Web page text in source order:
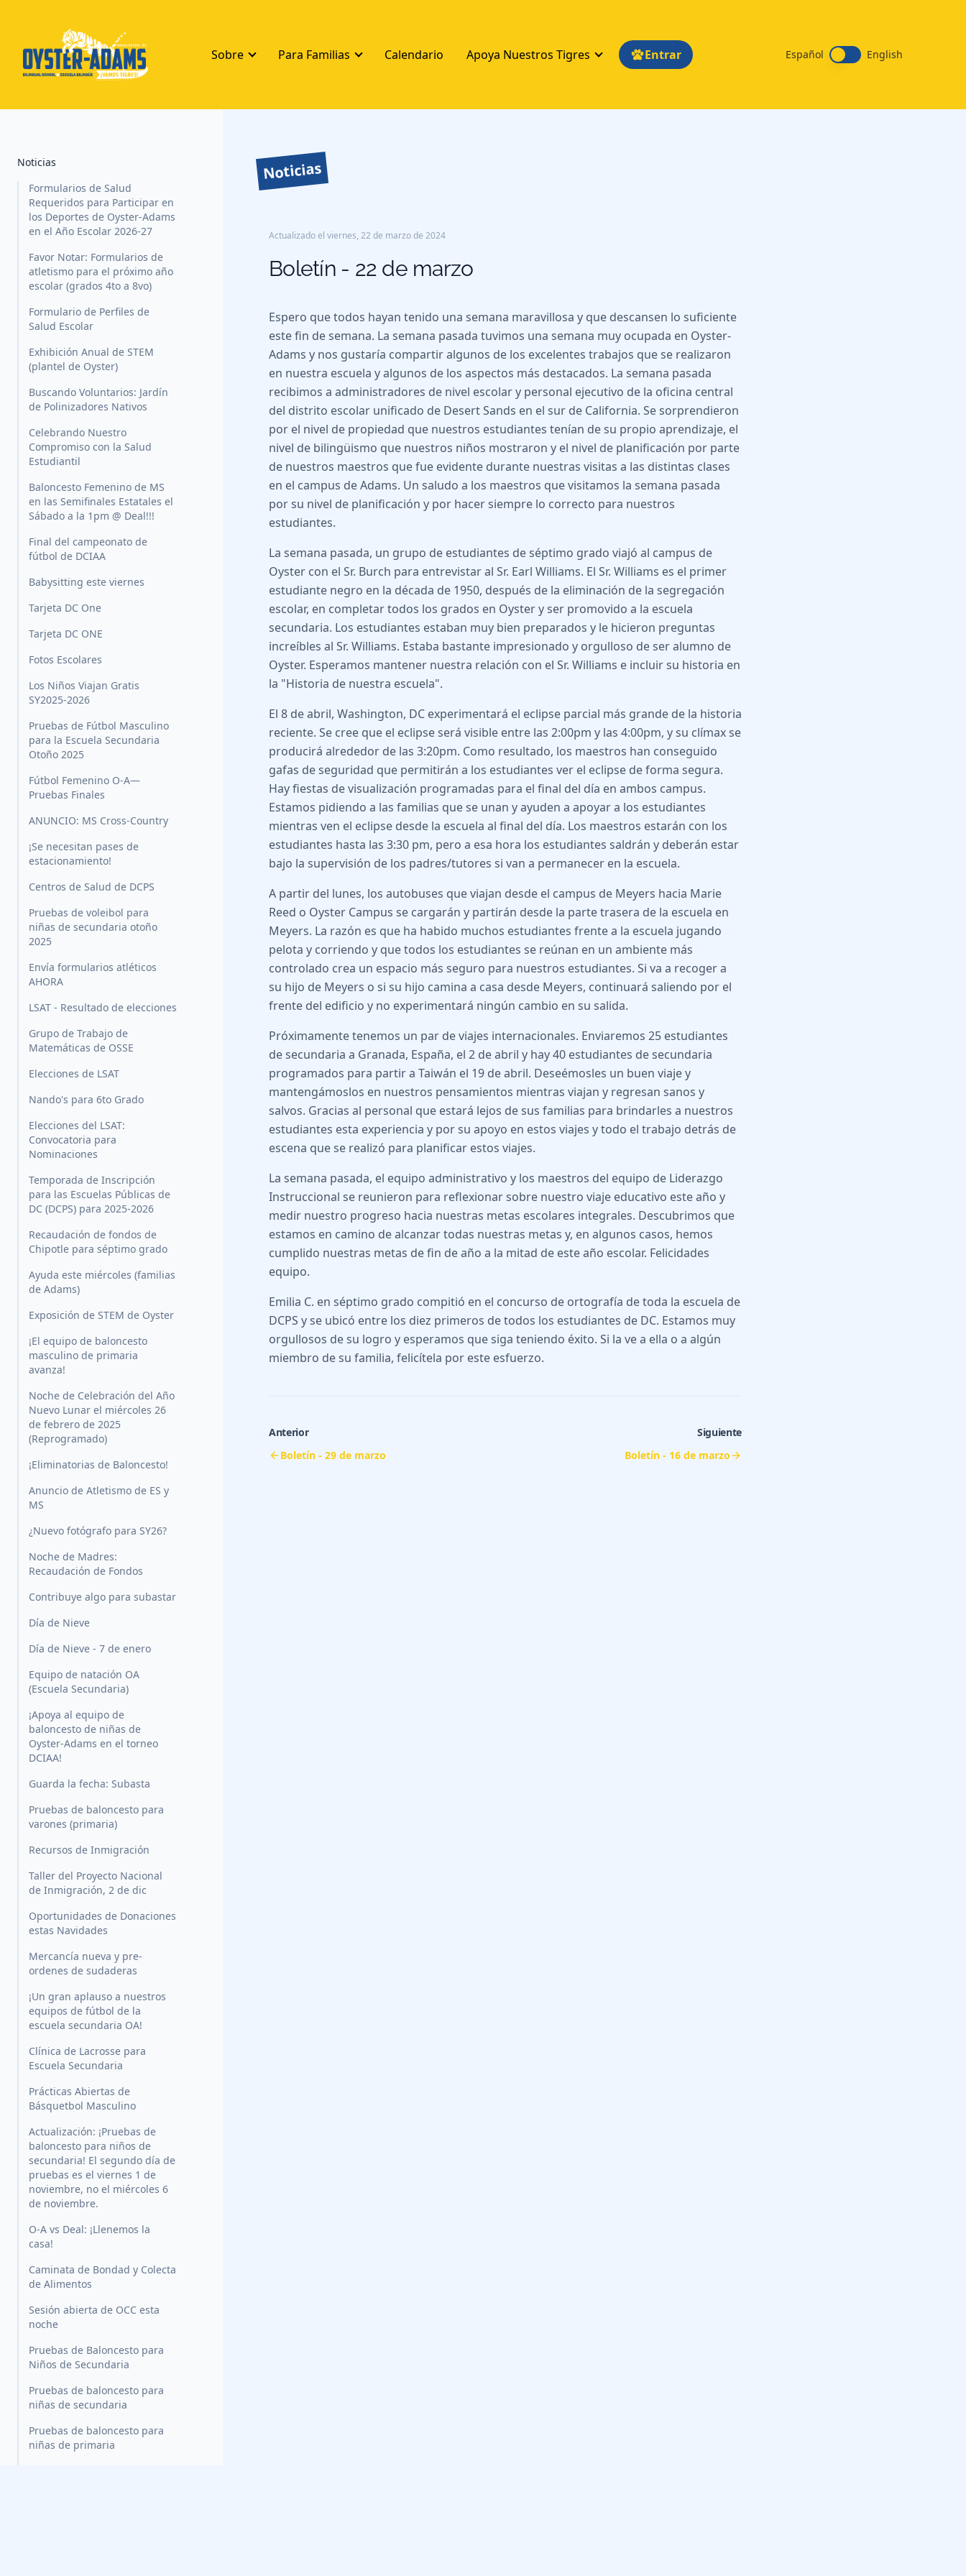
Sobre Para Familias Calendario Apoya Nuestros Tigres Entrar Español English
Noticias
Formularios de Salud
Requeridos para Participar en
los Deportes de Oyster-Adams
en el Año Escolar 2026-27
Favor Notar: Formularios de
atletismo para el próximo año
escolar (grados 4to a 8vo)
Formulario de Perfiles de
Salud Escolar
Exhibición Anual de STEM
(plantel de Oyster)
Buscando Voluntarios: Jardín
de Polinizadores Nativos
Celebrando Nuestro
Compromiso con la Salud
Estudiantil
Baloncesto Femenino de MS
en las Semifinales Estatales el
Sábado a la 1pm @ Deal!!!
Final del campeonato de
fútbol de DCIAA
Babysitting este viernes
Tarjeta DC One
Tarjeta DC ONE
Fotos Escolares
Los Niños Viajan Gratis
SY2025-2026
Pruebas de Fútbol Masculino
para la Escuela Secundaria
Otoño 2025
Fútbol Femenino O-A—
Pruebas Finales
ANUNCIO: MS Cross-Country
¡Se necesitan pases de
estacionamiento!
Centros de Salud de DCPS
Pruebas de voleibol para
niñas de secundaria otoño
2025
Envía formularios atléticos
AHORA
LSAT - Resultado de elecciones
Grupo de Trabajo de
Matemáticas de OSSE
Elecciones de LSAT
Nando's para 6to Grado
Elecciones del LSAT:
Convocatoria para
Nominaciones
Temporada de Inscripción
para las Escuelas Públicas de
DC (DCPS) para 2025-2026
Recaudación de fondos de
Chipotle para séptimo grado
Ayuda este miércoles (familias
de Adams)
Exposición de STEM de Oyster
¡El equipo de baloncesto
masculino de primaria
avanza!
Noche de Celebración del Año
Nuevo Lunar el miércoles 26
de febrero de 2025
(Reprogramado)
¡Eliminatorias de Baloncesto!
Anuncio de Atletismo de ES y
MS
¿Nuevo fotógrafo para SY26?
Noche de Madres:
Recaudación de Fondos
Contribuye algo para subastar
Día de Nieve
Día de Nieve - 7 de enero
Equipo de natación OA
(Escuela Secundaria)
¡Apoya al equipo de
baloncesto de niñas de
Oyster-Adams en el torneo
DCIAA!
Guarda la fecha: Subasta
Pruebas de baloncesto para
varones (primaria)
Recursos de Inmigración
Taller del Proyecto Nacional
de Inmigración, 2 de dic
Oportunidades de Donaciones
estas Navidades
Mercancía nueva y pre-
ordenes de sudaderas
¡Un gran aplauso a nuestros
equipos de fútbol de la
escuela secundaria OA!
Clínica de Lacrosse para
Escuela Secundaria
Prácticas Abiertas de
Básquetbol Masculino
Actualización: ¡Pruebas de
baloncesto para niños de
secundaria! El segundo día de
pruebas es el viernes 1 de
noviembre, no el miércoles 6
de noviembre.
O-A vs Deal: ¡Llenemos la
casa!
Caminata de Bondad y Colecta
de Alimentos
Sesión abierta de OCC esta
noche
Pruebas de Baloncesto para
Niños de Secundaria
Pruebas de baloncesto para
niñas de secundaria
Pruebas de baloncesto para
niñas de primaria
Noticias
Actualizado el viernes, 22 de marzo de 2024
Boletín - 22 de marzo
Espero que todos hayan tenido una semana maravillosa y que descansen lo suficiente
este fin de semana. La semana pasada tuvimos una semana muy ocupada en Oyster-
Adams y nos gustaría compartir algunos de los excelentes trabajos que se realizaron
en nuestra escuela y algunos de los aspectos más destacados. La semana pasada
recibimos a administradores de nivel escolar y personal ejecutivo de la oficina central
del distrito escolar unificado de Desert Sands en el sur de California. Se sorprendieron
por el nivel de propiedad que nuestros estudiantes tenían de su propio aprendizaje, el
nivel de bilingüismo que nuestros niños mostraron y el nivel de planificación por parte
de nuestros maestros que fue evidente durante nuestras visitas a las distintas clases
en el campus de Adams. Un saludo a los maestros que visitamos la semana pasada
por su nivel de planificación y por hacer siempre lo correcto para nuestros
estudiantes.
La semana pasada, un grupo de estudiantes de séptimo grado viajó al campus de
Oyster con el Sr. Burch para entrevistar al Sr. Earl Williams. El Sr. Williams es el primer
estudiante negro en la década de 1950, después de la eliminación de la segregación
escolar, en completar todos los grados en Oyster y ser promovido a la escuela
secundaria. Los estudiantes estaban muy bien preparados y le hicieron preguntas
increíbles al Sr. Williams. Estaba bastante impresionado y orgulloso de ser alumno de
Oyster. Esperamos mantener nuestra relación con el Sr. Williams e incluir su historia en
la "Historia de nuestra escuela".
El 8 de abril, Washington, DC experimentará el eclipse parcial más grande de la historia
reciente. Se cree que el eclipse será visible entre las 2:00pm y las 4:00pm, y su clímax se
producirá alrededor de las 3:20pm. Como resultado, los maestros han conseguido
gafas de seguridad que permitirán a los estudiantes ver el eclipse de forma segura.
Hay fiestas de visualización programadas para el final del día en ambos campus.
Estamos pidiendo a las familias que se unan y ayuden a apoyar a los estudiantes
mientras ven el eclipse desde la escuela al final del día. Los maestros estarán con los
estudiantes hasta las 3:30 pm, pero a esa hora los estudiantes saldrán y deberán estar
bajo la supervisión de los padres/tutores si van a permanecer en la escuela.
A partir del lunes, los autobuses que viajan desde el campus de Meyers hacia Marie
Reed o Oyster Campus se cargarán y partirán desde la parte trasera de la escuela en
Meyers. La razón es que ha habido muchos estudiantes frente a la escuela jugando
pelota y corriendo y que todos los estudiantes se reúnan en un ambiente más
controlado crea un espacio más seguro para nuestros estudiantes. Si va a recoger a
su hijo de Meyers o si su hijo camina a casa desde Meyers, continuará saliendo por el
frente del edificio y no experimentará ningún cambio en su salida.
Próximamente tenemos un par de viajes internacionales. Enviaremos 25 estudiantes
de secundaria a Granada, España, el 2 de abril y hay 40 estudiantes de secundaria
programados para partir a Taiwán el 19 de abril. Deseémosles un buen viaje y
mantengámoslos en nuestros pensamientos mientras viajan y regresan sanos y
salvos. Gracias al personal que estará lejos de sus familias para brindarles a nuestros
estudiantes esta experiencia y por su apoyo en estos viajes y todo el trabajo detrás de
escena que se realizó para planificar estos viajes.
La semana pasada, el equipo administrativo y los maestros del equipo de Liderazgo
Instruccional se reunieron para reflexionar sobre nuestro viaje educativo este año y
medir nuestro progreso hacia nuestras metas escolares integrales. Descubrimos que
estamos en camino de alcanzar todas nuestras metas y, en algunos casos, hemos
cumplido nuestras metas de fin de año a la mitad de este año escolar. Felicidades
equipo.
Emilia C. en séptimo grado compitió en el concurso de ortografía de toda la escuela de
DCPS y se ubicó entre los diez primeros de todos los estudiantes de DC. Estamos muy
orgullosos de su logro y esperamos que siga teniendo éxito. Si la ve a ella o a algún
miembro de su familia, felicítela por este esfuerzo.
Anterior
Boletín - 29 de marzo
Siguiente
Boletín - 16 de marzo